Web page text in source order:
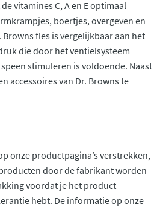
vitamines C, A en E optimaal
boertjes, overgeven en
fles is vergelijkbaar aan het
die door het ventielsysteem
stimuleren is voldoende. Naast
accessoires van Dr. Browns te
onze productpagina’s verstrekken,
door de fabrikant worden
voordat je het product
hebt. De informatie op onze